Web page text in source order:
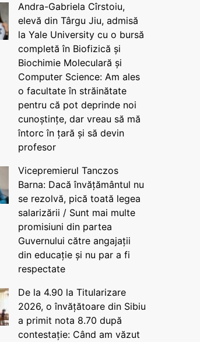
Andra-Gabriela Cîrstoiu,
elevă din Târgu Jiu, admisă
la Yale University cu o bursă
completă în Biofizică și
Biochimie Moleculară și
Computer Science: Am ales
o facultate în străinătate
pentru că pot deprinde noi
cunoștințe, dar vreau să mă
întorc în țară și să devin
profesor
Vicepremierul Tanczos
Barna: Dacă învățământul nu
se rezolvă, pică toată legea
salarizării / Sunt mai multe
promisiuni din partea
Guvernului către angajații
din educație și nu par a fi
respectate
De la 4.90 la Titularizare
2026, o învățătoare din Sibiu
a primit nota 8.70 după
contestație: Când am văzut